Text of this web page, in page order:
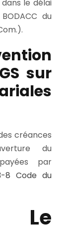
le délai
du
sur
créances
du
par
8 Code du